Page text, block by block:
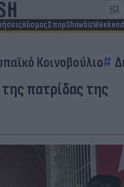
ΚόσμοςΣπορShowbizWeekend
Κοινοβούλιο
πατρίδας της